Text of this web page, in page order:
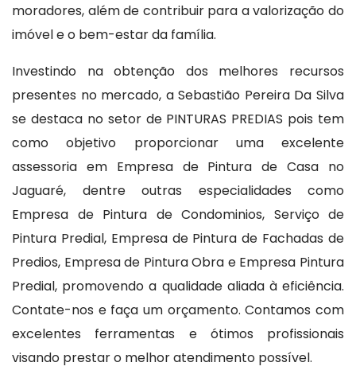
moradores, além de contribuir para a valorização do
imóvel e o bem-estar da família.
Investindo na obtenção dos melhores recursos
presentes no mercado, a Sebastião Pereira Da Silva
se destaca no setor de PINTURAS PREDIAS pois tem
como objetivo proporcionar uma excelente
assessoria em Empresa de Pintura de Casa no
Jaguaré, dentre outras especialidades como
Empresa de Pintura de Condominios, Serviço de
Pintura Predial, Empresa de Pintura de Fachadas de
Predios, Empresa de Pintura Obra e Empresa Pintura
Predial, promovendo a qualidade aliada à eficiência.
Contate-nos e faça um orçamento. Contamos com
excelentes ferramentas e ótimos profissionais
visando prestar o melhor atendimento possível.